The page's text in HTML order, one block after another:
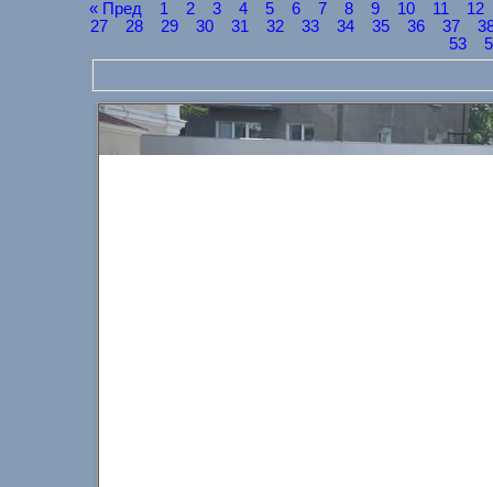
« Пред 1 2 3 4 5 6 7 8 9 10 11
12
27
28 29 30 31 32 33 34 35 36 37
53